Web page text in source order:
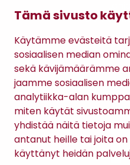
Tämä sivusto
Käytämme evästeitä
sosiaalisen median
sekä kävijämäärämme
jaamme sosiaalisen
analytiikka-alan
miten käytät
yhdistää näitä tietoja
antanut heille tai joita
käyttänyt heidän
Gomee